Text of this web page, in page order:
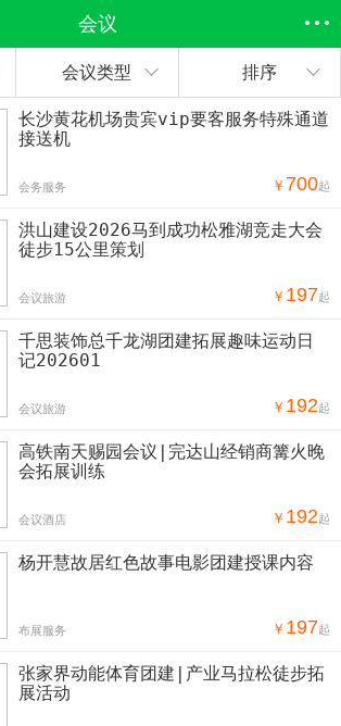
会议
会议类型 排序
长沙黄花机场贵宾vip要客服务特殊通道
接送机
会务服务 ￥ 700起
洪山建设2026马到成功松雅湖竞走大会
徒步15公里策划
会议旅游 ￥ 197起
千思装饰总千龙湖团建拓展趣味运动日
记202601
会议旅游 ￥ 192起
高铁南天赐园会议|完达山经销商篝火晚
会拓展训练
会议酒店 ￥ 192起
杨开慧故居红色故事电影团建授课内容
布展服务 ￥ 197起
张家界动能体育团建|产业马拉松徒步拓
展活动
全部分类 搜索 登录欣欣